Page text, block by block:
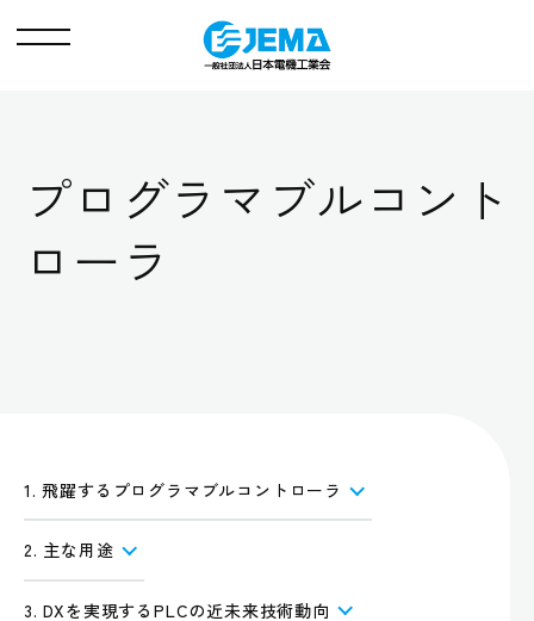
メ
プログラマブルコント
ローラ
1. 飛躍するプログラマブルコントローラ
2. 主な用途
3. DXを実現するPLCの近未来技術動向